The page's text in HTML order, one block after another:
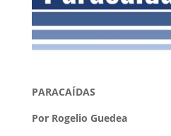
PARACAÍDAS
Por Rogelio Guedea